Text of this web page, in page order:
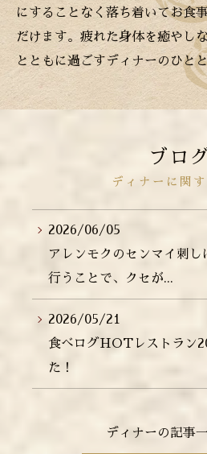
にすることなく落ち着いてお食
だけます。疲れた身体を癒やし
とともに過ごすディナーのひと
ブログ
ディナーに関
2026/06/05
アレンモクのセンマイ刺し
行うことで、クセが...
2026/05/21
食べログHOTレストラン
た！
ディナーの記事